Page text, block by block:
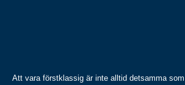
Att vara förstklassig är inte alltid detsamma